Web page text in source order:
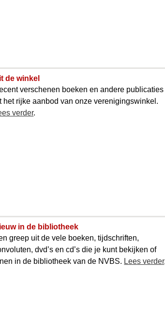
de winkel
verschenen boeken en andere publicaties
het rijke aanbod van onze verenigings­winkel.
verder.
in de bibliotheek
greep uit de vele boeken, tijdschriften,
dvd’s en cd’s die je kunt bekijken of
in de bibliotheek van de NVBS. Lees verder